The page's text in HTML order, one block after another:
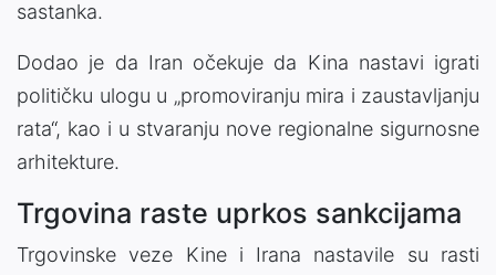
sastanka.
Dodao je da Iran očekuje da Kina nastavi igrati
političku ulogu u „promoviranju mira i zaustavljanju
rata“, kao i u stvaranju nove regionalne sigurnosne
arhitekture.
Trgovina raste uprkos sankcijama
Trgovinske veze Kine i Irana nastavile su rasti